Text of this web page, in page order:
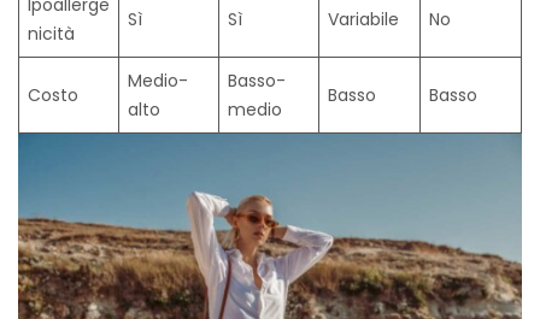
nicità
Sì Sì Variabile No
Costo
Medio-
alto
Basso-
medio
Basso Basso